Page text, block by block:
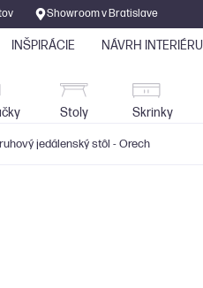
Showroom v Bratislave
Sedačky
INŠPIRÁCIE NÁVRH INTERIÉRU
Stoly Skrinky
jedálenský stôl - Orech